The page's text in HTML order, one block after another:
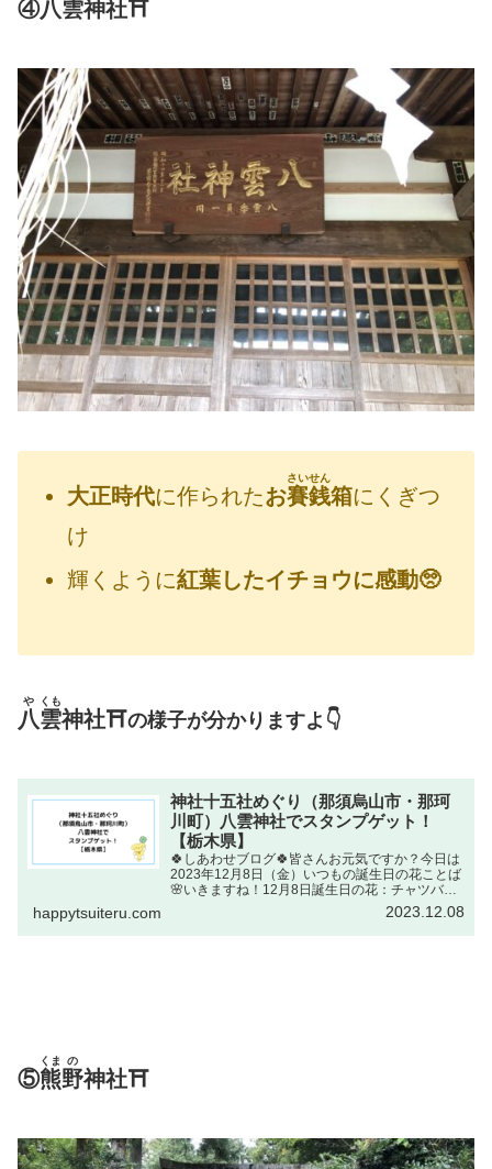
④八雲神社⛩
大正時代に作られたお賽銭
さいせん
箱にくぎつ
け
輝くように紅葉したイチョウに感動🥺
八
や
雲
くも
神社⛩の様子が分かりますよ👇
神社十五社めぐり（那須烏山市・那珂
川町）八雲神社でスタンプゲット！
【栃木県】
🍀しあわせブログ🍀皆さんお元気ですか？今日は
2023年12月8日（金）いつもの誕生日の花ことば
🌸いきますね！12月8日誕生日の花：チャツバキ
科花ことば：追憶ついおく出典元しゅってんも
と：NHKラジオ深夜便 誕生日の花追憶ついおく
過去の 記憶...
happytsuiteru.com 2023.12.08
⑤熊
くま
野
の
神社⛩